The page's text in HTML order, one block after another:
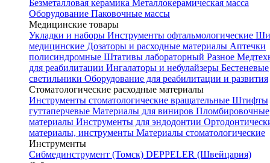
Безметалловая керамика Металлокерамическая масса
Оборудование Паковочные массы
Медицинские товары
Укладки и наборы Инструменты офтальмологические
медицинские Дозаторы и расходные материалы Аптечки
полисиндромные Штативы лабораторный Разное
для реабилитации Ингалаторы и небулайзеры Бестеневые
светильники Оборудование для реабилитации и развития
Стоматологические расходные материалы
Инструменты стоматологические вращательные Штифты
гуттаперчевые Материалы для виниров Пломбировочные
материалы Инструменты для эндодонтии
материалы, инструменты Материалы стоматологические
Инструменты
Cибмединструмент (Томск) DEPPELER (Швейцария)